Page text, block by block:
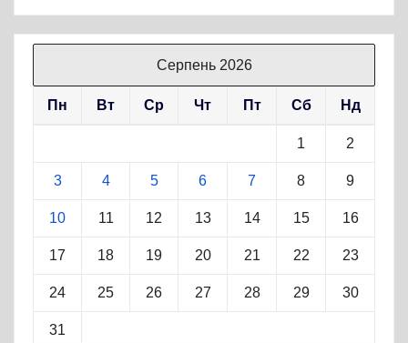
Серпень 2026
Пн Вт Ср Чт Пт Сб Нд
1 2
3 4 5 6 7 8 9
10 11 12 13 14 15 16
17 18 19 20 21 22 23
24 25 26 27 28 29 30
31